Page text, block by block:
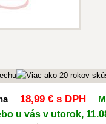
18,99 € s DPH
u vás v utorok,